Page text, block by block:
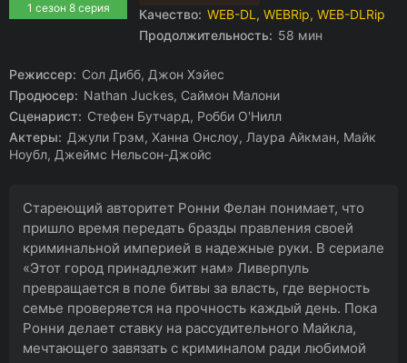
1 сезон 8 серия Качество: WEB-DL, WEBRip, WEB-DLRip
Продолжительность: 58 мин
Режиссер: Сол Дибб, Джон Хэйес
Продюсер: Nathan Juckes, Саймон Малони
Сценарист: Стефен Бутчард, Робби О'Нилл
Актеры: Джули Грэм, Ханна Онслоу, Лаура Айкман, Майк
Ноубл, Джеймс Нельсон-Джойс
Стареющий авторитет Ронни Фелан понимает, что
пришло время передать бразды правления своей
криминальной империей в надежные руки. В сериале
«Этот город принадлежит нам» Ливерпуль
превращается в поле битвы за власть, где верность
семье проверяется на прочность каждый день. Пока
Ронни делает ставку на рассудительного Майкла,
мечтающего завязать с криминалом ради любимой